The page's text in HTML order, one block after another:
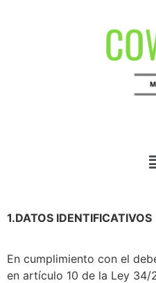
1.DATOS IDENTIFICATIVOS
En cumplimiento con el
en artículo 10 de la Ley 34/